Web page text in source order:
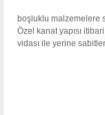
boşluklu malzemelere
Özel kanat yapısı
vidası ile yerine